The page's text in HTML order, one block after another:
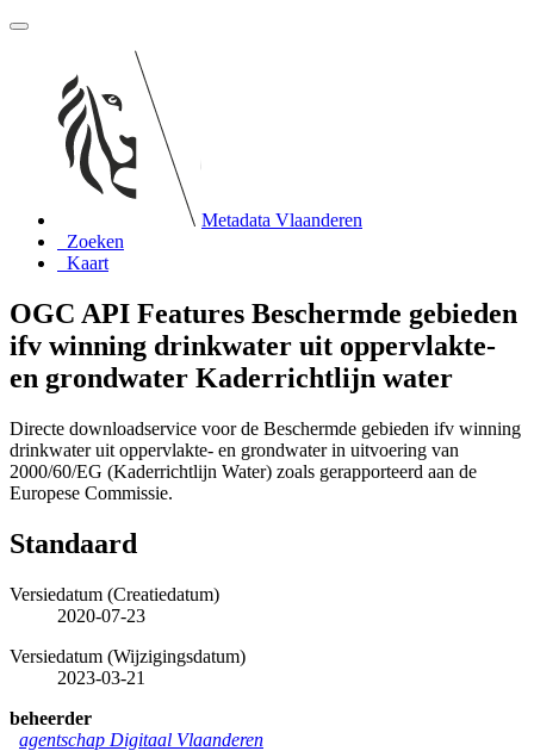
Metadata Vlaanderen
Zoeken
Kaart
OGC API Features Beschermde gebieden
ifv winning drinkwater uit oppervlakte-
en grondwater Kaderrichtlijn water
Directe downloadservice voor de Beschermde gebieden ifv winning
drinkwater uit oppervlakte- en grondwater in uitvoering van
2000/60/EG (Kaderrichtlijn Water) zoals gerapporteerd aan de
Europese Commissie.
Standaard
Versiedatum (Creatiedatum)
2020-07-23
Versiedatum (Wijzigingsdatum)
2023-03-21
beheerder
agentschap Digitaal Vlaanderen